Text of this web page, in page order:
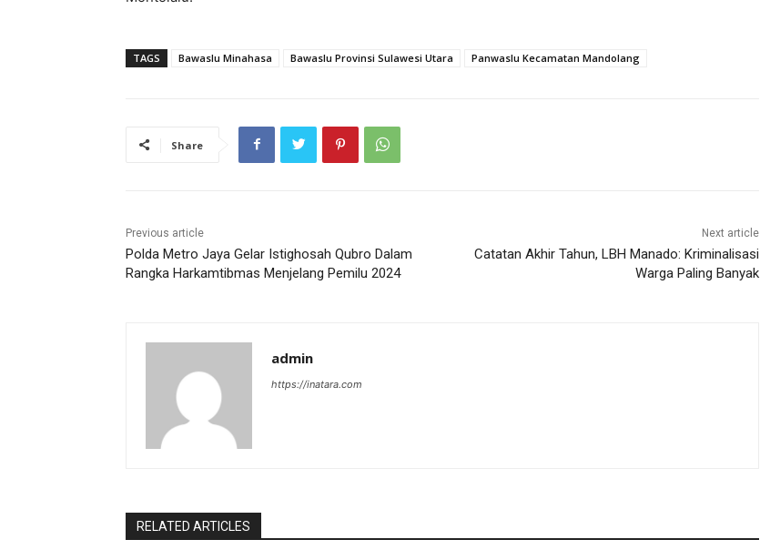
TAGS Bawaslu Minahasa Bawaslu Provinsi Sulawesi Utara Panwaslu Kecamatan Mandolang
Share
Previous article
Polda Metro Jaya Gelar Istighosah Qubro Dalam
Rangka Harkamtibmas Menjelang Pemilu 2024
Next article
Catatan Akhir Tahun, LBH Manado: Kriminalisasi
Warga Paling Banyak
admin
https://inatara.com
RELATED ARTICLES